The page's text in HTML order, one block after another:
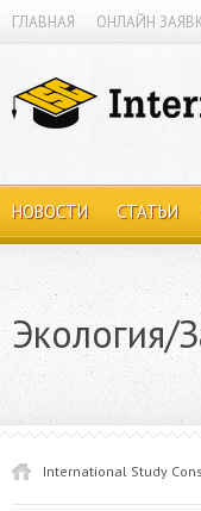
ГЛАВНАЯ ОНЛАЙН
НОВОСТИ СТАТЬИ
Экология/
International Study